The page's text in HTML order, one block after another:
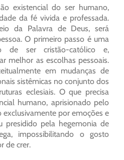
existencial do ser humano,
da fé vivida e professada.
da Palavra de Deus, será
O primeiro passo é uma
de ser cristão-católico e,
melhor as escolhas pessoais.
em mudanças de
sistêmicas no conjunto dos
eclesiais. O que precisa
humano, aprisionado pelo
por emoções e
presidido pela hegemonia de
impossibilitando o gosto
de crer.